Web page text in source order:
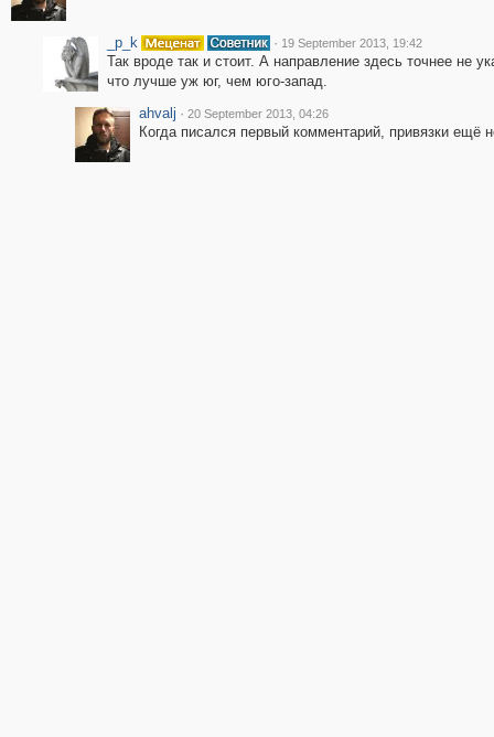
_p_k · 19 September 2013, 19:42
Так вроде так и стоит. А направление здесь точнее не
что лучше уж юг, чем юго-запад.
ahvalj · 20 September 2013, 04:26
Когда писался первый комментарий, привязки ещё